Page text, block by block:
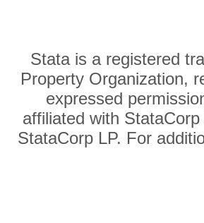
Stata is a registered
Property Organization,
expressed
affiliated with
StataCorp LP. For